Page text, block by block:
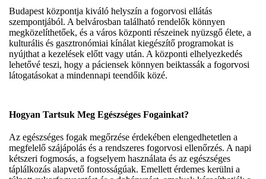
Budapest központja kiváló helyszín a fogorvosi ellátás
szempontjából. A belvárosban található rendelők könnyen
megközelíthetőek, és a város központi részeinek nyüzsgő élete, a
kulturális és gasztronómiai kínálat kiegészítő programokat is
nyújthat a kezelések előtt vagy után. A központi elhelyezkedés
lehetővé teszi, hogy a páciensek könnyen beiktassák a fogorvosi
látogatásokat a mindennapi teendőik közé.
Hogyan Tartsuk Meg Egészséges Fogainkat?
Az egészséges fogak megőrzése érdekében elengedhetetlen a
megfelelő szájápolás és a rendszeres fogorvosi ellenőrzés. A napi
kétszeri fogmosás, a fogselyem használata és az egészséges
táplálkozás alapvető fontosságúak. Emellett érdemes kerülni a